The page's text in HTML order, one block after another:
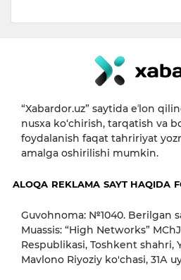
“Xabardor.uz” saytida eʼlon
nusxa ko‘chirish, tarqatish va
foydalanish faqat tahririyat
amalga oshirilishi mumkin.
ALOQA REKLAMA SAYT HAQIDA
Guvohnoma: №1040. Berilgan
Muassis: “High Networks”
Respublikasi, Toshkent shahri,
Mavlono Riyoziy ko'chasi, 31А